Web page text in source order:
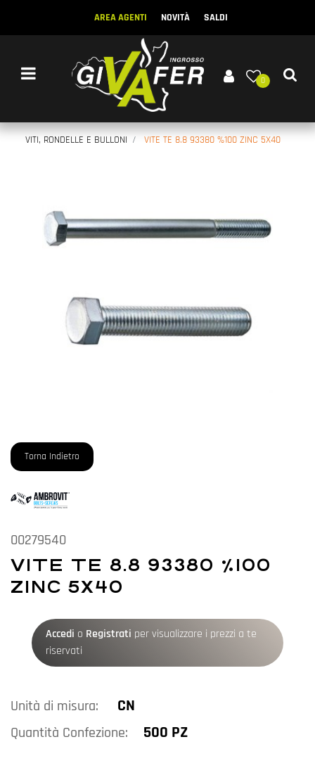
AREA AGENTI NOVITÀ SALDI
Open menu
0
VITI, RONDELLE E BULLONI VITE TE 8.8 93380 %100 ZINC 5X40
Torna Indietro
00279540
VITE TE 8.8 93380 %100
ZINC 5X40
Accedi o Registrati per visualizzare i prezzi a te
riservati
Unità di misura: CN
Quantità Confezione: 500 PZ